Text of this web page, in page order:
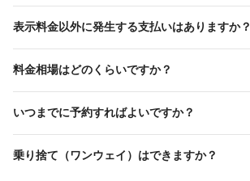
表示料金以外に発生する支払いはありますか？
料金相場はどのくらいですか？
いつまでに予約すればよいですか？
乗り捨て（ワンウェイ）はできますか？